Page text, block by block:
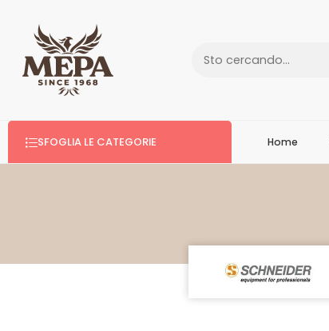
SFOGLIA LE CATEGORIE Home